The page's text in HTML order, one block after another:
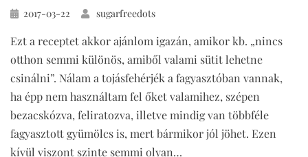
Közzétéve
2017-03-22 sugarfreedots
Ezt a receptet akkor ajánlom igazán, amikor kb. „nincs
otthon semmi különös, amiből valami sütit lehetne
csinálni”. Nálam a tojásfehérjék a fagyasztóban vannak,
ha épp nem használtam fel őket valamihez, szépen
bezacskózva, feliratozva, illetve mindig van többféle
fagyasztott gyümölcs is, mert bármikor jól jöhet. Ezen
kívül viszont szinte semmi olyan…